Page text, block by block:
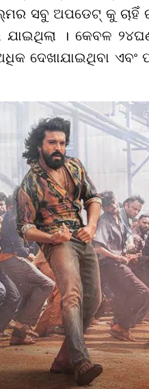
ସବୁ ଅପଡେଟ୍ କୁ ଚାହିଁ
ଯାଇଥିଲା । କେବଳ
ଦେଖାଯାଇଥିବା ଏବଂ